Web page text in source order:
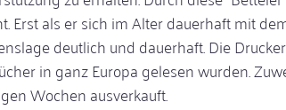
Erst als er sich im Alter dauerhaft mit
deutlich und dauerhaft. Die
in ganz Europa gelesen wurden.
Wochen ausverkauft.